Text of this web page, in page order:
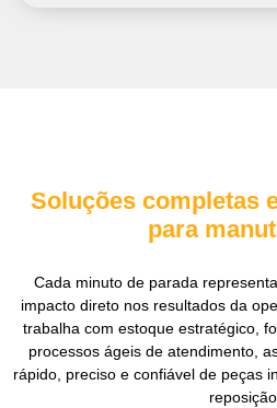
Soluções completas
para
Cada minuto de parada
impacto direto nos resultados da
trabalha com estoque estratégico,
processos ágeis de atendimento,
rápido, preciso e confiável de peças